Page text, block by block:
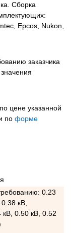
Сборка
Epcos, Nukon,
заказчика
по цене указанной
по форме
0.23
0.38 кВ,
кВ, 0.50 кВ, 0.52